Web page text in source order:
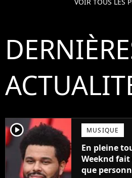
player2 MUSIQUE
En pleine
Weeknd
que